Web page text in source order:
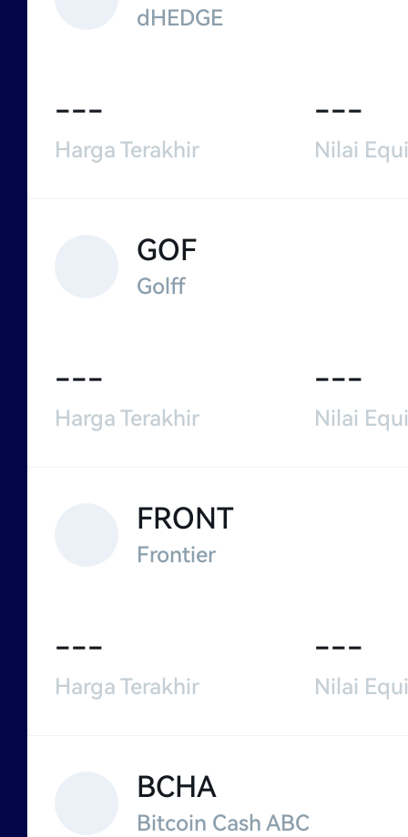
dHEDGE
---
Harga Terakhir
---
Nilai
GOF
Golff
---
Harga Terakhir
---
Nilai
FRONT
Frontier
---
Harga Terakhir
---
Nilai
BCHA
Bitcoin Cash ABC